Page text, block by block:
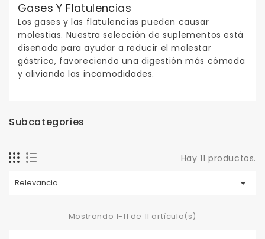
Gases Y Flatulencias
Los gases y las flatulencias pueden causar
molestias. Nuestra selección de suplementos está
diseñada para ayudar a reducir el malestar
gástrico, favoreciendo una digestión más cómoda
y aliviando las incomodidades.
Subcategories
Hay 11 productos.
Relevancia 
Mostrando 1-11 de 11 artículo(s)